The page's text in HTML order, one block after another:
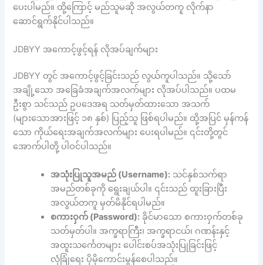
ပေးပါမည်။ ထို့ကြောင့် မည်သူမဆို အလွယ်တကူ လိုက်နာ
ဆောင်ရွက်နိုင်ပါသည်။
JDBYY အကောင့်ဖွင့်ရန် လိုအပ်ချက်များ
JDBYY တွင် အကောင့်ဖွင့်ခြင်းသည် လွယ်ကူပါသည်။ သို့သော်
အချို့သော အခြေခံအချက်အလက်များ လိုအပ်ပါသည်။ ပထမ
ဦးစွာ သင်သည် ဥပဒေအရ သတ်မှတ်ထားသော အသက်
(များသောအားဖြင့် ၁၈ နှစ်) ပြည့်သူ ဖြစ်ရပါမည်။ ထို့အပြင် မှန်ကန်
သော ကိုယ်ရေးအချက်အလက်များ ပေးရပါမည်။ ၎င်းတို့တွင်
အောက်ပါတို့ ပါဝင်ပါသည်။
အသုံးပြုသူအမည် (Username): သင်နှစ်သက်ရာ
အမည်တစ်ခုကို ရွေးချယ်ပါ။ ၎င်းသည် ထူးခြားပြီး
အလွယ်တကူ မှတ်မိနိုင်ရပါမည်။
စကားဝှက် (Password): ခိုင်မာသော စကားဝှက်တစ်ခု
သတ်မှတ်ပါ။ အက္ခရာကြီး၊ အက္ခရာငယ်၊ ဂဏန်းနှင့်
အထူးသင်္ကေတများ ပေါင်းစပ်အသုံးပြုခြင်းဖြင့်
လုံခြုံရေး ပိုမိုကောင်းမွန်စေပါသည်။